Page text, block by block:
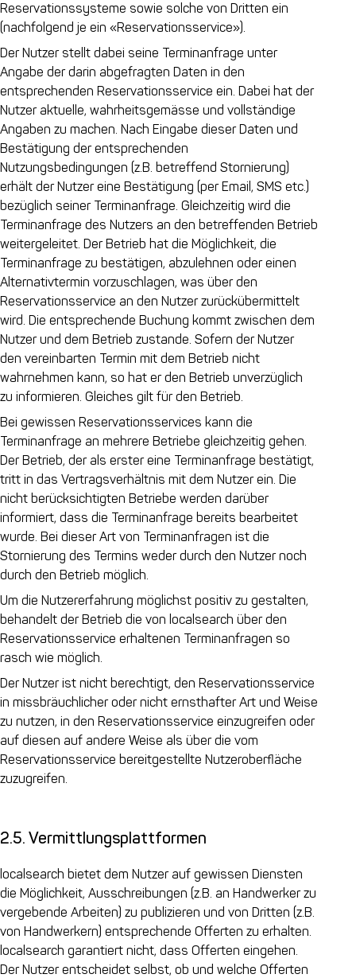
Reservationssysteme sowie solche von Dritten ein
(nachfolgend je ein «Reservationsservice»).
Der Nutzer stellt dabei seine Terminanfrage unter
Angabe der darin abgefragten Daten in den
entsprechenden Reservationsservice ein. Dabei hat der
Nutzer aktuelle, wahrheitsgemässe und vollständige
Angaben zu machen. Nach Eingabe dieser Daten und
Bestätigung der entsprechenden
Nutzungsbedingungen (z.B. betreffend Stornierung)
erhält der Nutzer eine Bestätigung (per Email, SMS etc.)
bezüglich seiner Terminanfrage. Gleichzeitig wird die
Terminanfrage des Nutzers an den betreffenden Betrieb
weitergeleitet. Der Betrieb hat die Möglichkeit, die
Terminanfrage zu bestätigen, abzulehnen oder einen
Alternativtermin vorzuschlagen, was über den
Reservationsservice an den Nutzer zurückübermittelt
wird. Die entsprechende Buchung kommt zwischen dem
Nutzer und dem Betrieb zustande. Sofern der Nutzer
den vereinbarten Termin mit dem Betrieb nicht
wahrnehmen kann, so hat er den Betrieb unverzüglich
zu informieren. Gleiches gilt für den Betrieb.
Bei gewissen Reservationsservices kann die
Terminanfrage an mehrere Betriebe gleichzeitig gehen.
Der Betrieb, der als erster eine Terminanfrage bestätigt,
tritt in das Vertragsverhältnis mit dem Nutzer ein. Die
nicht berücksichtigten Betriebe werden darüber
informiert, dass die Terminanfrage bereits bearbeitet
wurde. Bei dieser Art von Terminanfragen ist die
Stornierung des Termins weder durch den Nutzer noch
durch den Betrieb möglich.
Um die Nutzererfahrung möglichst positiv zu gestalten,
behandelt der Betrieb die von localsearch über den
Reservationsservice erhaltenen Terminanfragen so
rasch wie möglich.
Der Nutzer ist nicht berechtigt, den Reservationsservice
in missbräuchlicher oder nicht ernsthafter Art und Weise
zu nutzen, in den Reservationsservice einzugreifen oder
auf diesen auf andere Weise als über die vom
Reservationsservice bereitgestellte Nutzeroberfläche
zuzugreifen.
2.5. Vermittlungsplattformen
localsearch bietet dem Nutzer auf gewissen Diensten
die Möglichkeit, Ausschreibungen (z.B. an Handwerker zu
vergebende Arbeiten) zu publizieren und von Dritten (z.B.
von Handwerkern) entsprechende Offerten zu erhalten.
localsearch garantiert nicht, dass Offerten eingehen.
Der Nutzer entscheidet selbst, ob und welche Offerten